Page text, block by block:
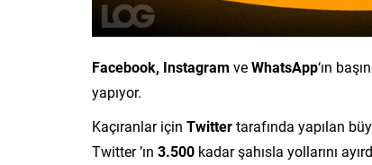
Facebook, Instagram veWhatsApp‘ın
yapıyor.
Kaçıranlar için Twittertarafında yapılan
Twitter ’ın 3.500 kadar şahısla yollarını